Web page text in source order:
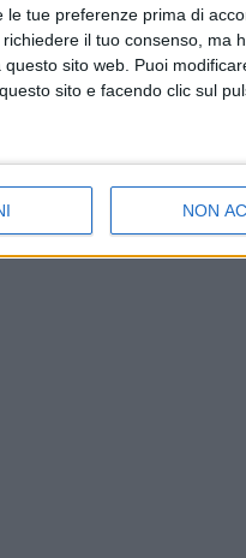
tue preferenze prima di
il tuo consenso, ma
sito web. Puoi
sito e facendo clic sul
NON